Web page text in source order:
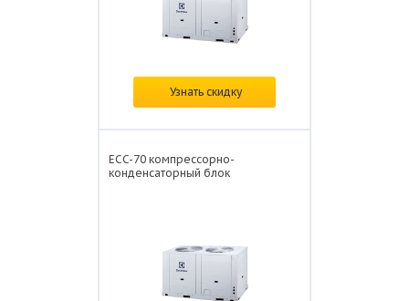
1 351 350 ₽/
Узнать скидку
ECC-70 компрессорно-
конденсаторный блок